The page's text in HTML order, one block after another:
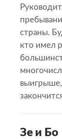
страны.
кто имел
выигрыше,
Зе и Бо